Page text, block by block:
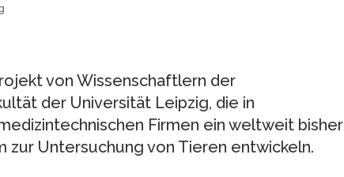
von Wissenschaftlern der
der Universität Leipzig, die in
Firmen ein weltweit bisher
zur Untersuchung von Tieren entwickeln.